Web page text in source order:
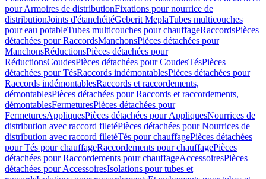
pour Armoires de distributionFixations pour nourrice de
distributionJoints d'étanchéitéGeberit MeplaTubes multicouches
pour eau potableTubes multicouches pour chauffageRaccordsPièces
détachées pour RaccordsManchonsPièces détachées pour
ManchonsRéductionsPièces détachées pour
RéductionsCoudesPièces détachées pour CoudesTésPièces
détachées pour TésRaccords indémontablesPièces détachées pour
Raccords indémontablesRaccords et raccordements,
démontablesPièces détachées pour Raccords et raccordements,
démontablesFermeturesPièces détachées pour
FermeturesAppliquesPièces détachées pour AppliquesNourrices de
distribution avec raccord filetéPièces détachées pour Nourrices de
distribution avec raccord filetéTés pour chauffagePièces détachées
pour Tés pour chauffageRaccordements pour chauffagePièces
détachées pour Raccordements pour chauffageAccessoiresPièces
détachées pour AccessoiresIsolations pour tubes et